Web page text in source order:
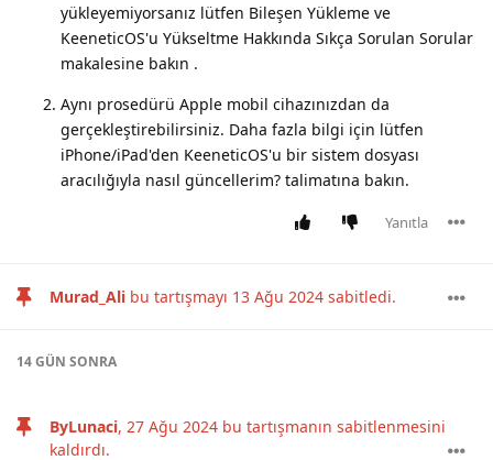
yükleyemiyorsanız lütfen Bileşen Yükleme ve
KeeneticOS'u Yükseltme Hakkında Sıkça Sorulan Sorular
makalesine bakın .
Aynı prosedürü Apple mobil cihazınızdan da
gerçekleştirebilirsiniz. Daha fazla bilgi için lütfen
iPhone/iPad'den KeeneticOS'u bir sistem dosyası
aracılığıyla nasıl güncellerim? talimatına bakın.
Yanıtla
Murad_Ali bu tartışmayı 13 Ağu 2024 sabitledi.
14 GÜN SONRA
ByLunaci, 27 Ağu 2024 bu tartışmanın sabitlenmesini
kaldırdı.